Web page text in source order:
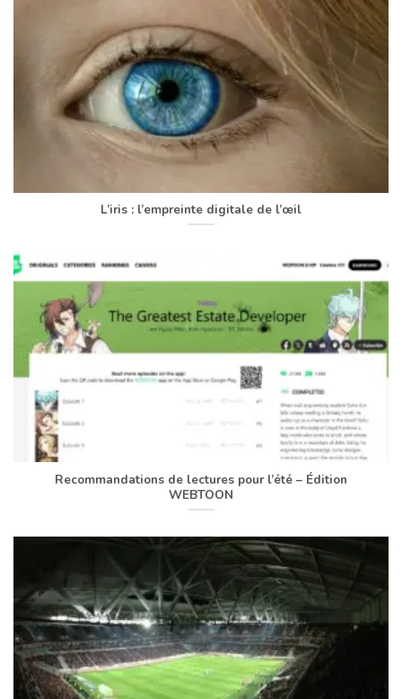
L’iris : l’empreinte digitale de l’œil
Recommandations de lectures pour l’été – Édition
WEBTOON